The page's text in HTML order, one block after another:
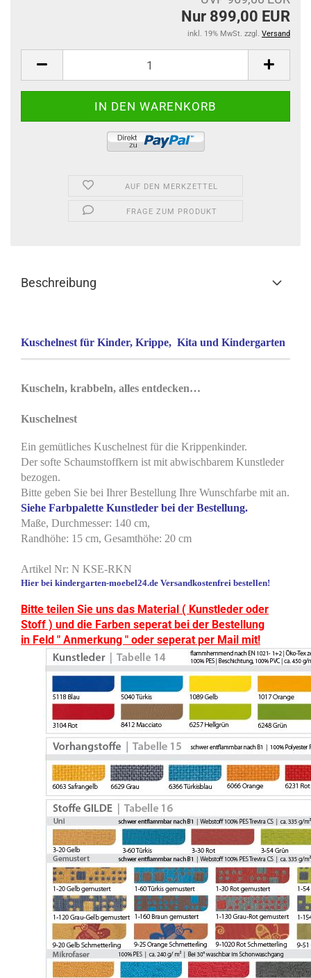
Nur 899,00 EUR
inkl. 19% MwSt. zzgl. Versand
AUF DEN MERKZETTEL
FRAGE ZUM PRODUKT
Beschreibung
Kuschelnest für Kinder, Krippe, Kita und Kindergarten
Kuscheln, krabbeln, alles entdecken…
Kuschelnest
Ein gemütliches Kuschelnest für die Krippenkinder.
Der softe Schaumstoffkern ist mit abwischbarem Kunstleder
bezogen.
Bitte geben Sie bei Ihrer Bestellung Ihre Wunschfarbe mit an.
Siehe Farbpalette Kunstleder bei der Bestellung.
Maße, Durchmesser: 140 cm,
Randhöhe: 15 cm, Gesamthöhe: 20 cm
Artikel Nr: N KSE-RKN
Hier bei kindergarten-moebel24.de Versandkostenfrei bestellen!
Bitte teilen Sie uns das Material ( Kunstleder oder
Stoff ) und die Farben seperat bei der Bestellung
in Feld " Anmerkung " oder seperat per Mail mit!